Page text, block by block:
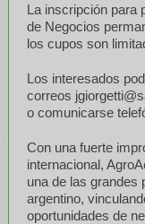
La inscripción para
de Negocios
los cupos son
Los interesados
correos
o comunicarse
Con una fuerte
internacional,
una de las grandes
argentino,
oportunidades de